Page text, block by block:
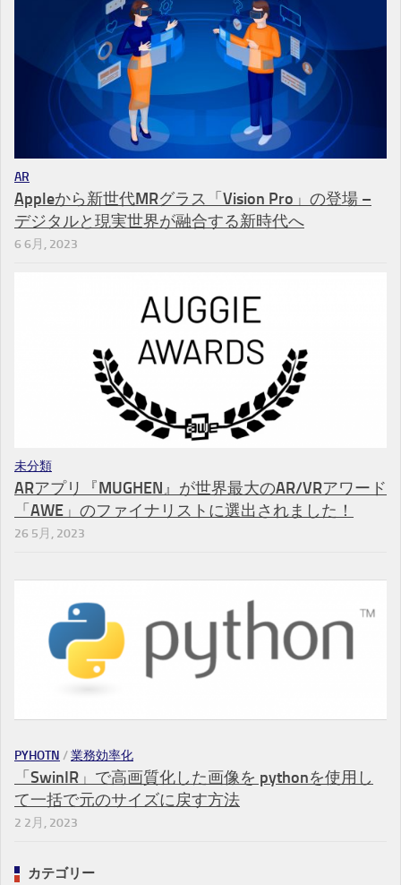
AR
Appleから新世代MRグラス「Vision Pro」の登場 –
デジタルと現実世界が融合する新時代へ
6 6月, 2023
未分類
ARアプリ『MUGHEN』が世界最大のAR/VRアワード
「AWE」のファイナリストに選出されました！
26 5月, 2023
PYHOTN /業務効率化
「SwinIR」で高画質化した画像を pythonを使用し
て一括で元のサイズに戻す方法
2 2月, 2023
カテゴリー